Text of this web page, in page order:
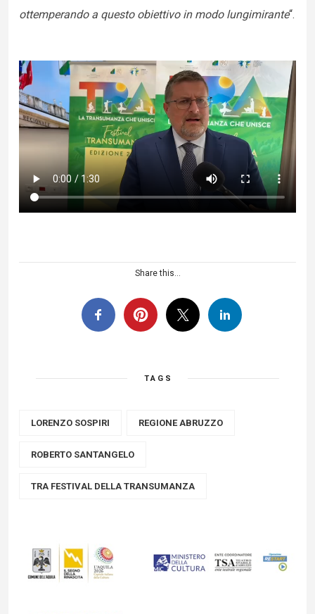
ottemperando a questo obiettivo in modo lungimirante“.
Share this...
TAGS
LORENZO SOSPIRI REGIONE ABRUZZO
ROBERTO SANTANGELO
TRA FESTIVAL DELLA TRANSUMANZA